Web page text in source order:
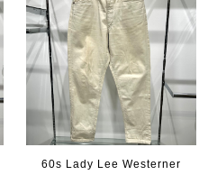
60s Lady Lee Westerner